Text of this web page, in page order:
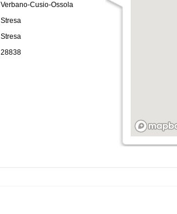
Verbano-Cusio-Ossola
Stresa
Stresa
28838